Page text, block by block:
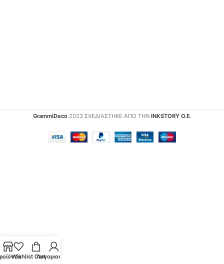
GrammiDeco 2023 ΣΧΕΔΙΑΣΤΗΚΕ ΑΠΟ ΤΗΝ INKSTORY Ο.Ε.
Wishlist Cart
Λογαριασμός